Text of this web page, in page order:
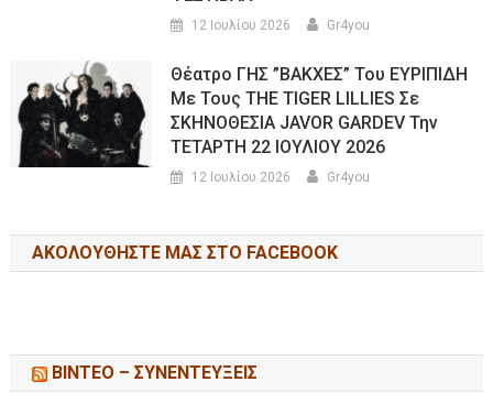
12 Ιουλίου 2026 Gr4you
Θέατρο ΓΗΣ ”ΒΑΚΧΕΣ” Του ΕΥΡΙΠΙΔΗ
Με Τους THE TIGER LILLIES Σε
ΣΚΗΝΟΘΕΣΙΑ JAVOR GARDEV Την
ΤΕΤΑΡΤΗ 22 ΙΟΥΛΙΟΥ 2026
12 Ιουλίου 2026 Gr4you
ΑΚΟΛΟΥΘΉΣΤΕ ΜΑΣ ΣΤΟ FACEBOOK
ΒΙΝΤΕΟ – ΣΥΝΕΝΤΕΥΞΕΙΣ